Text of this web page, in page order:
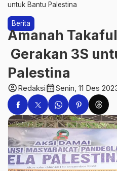
untuk Bantu Palestina
Berita
Amanah
Gerakan 3S
Palestina
account_circleRedaksicalendar_monthSenin, 11 Des